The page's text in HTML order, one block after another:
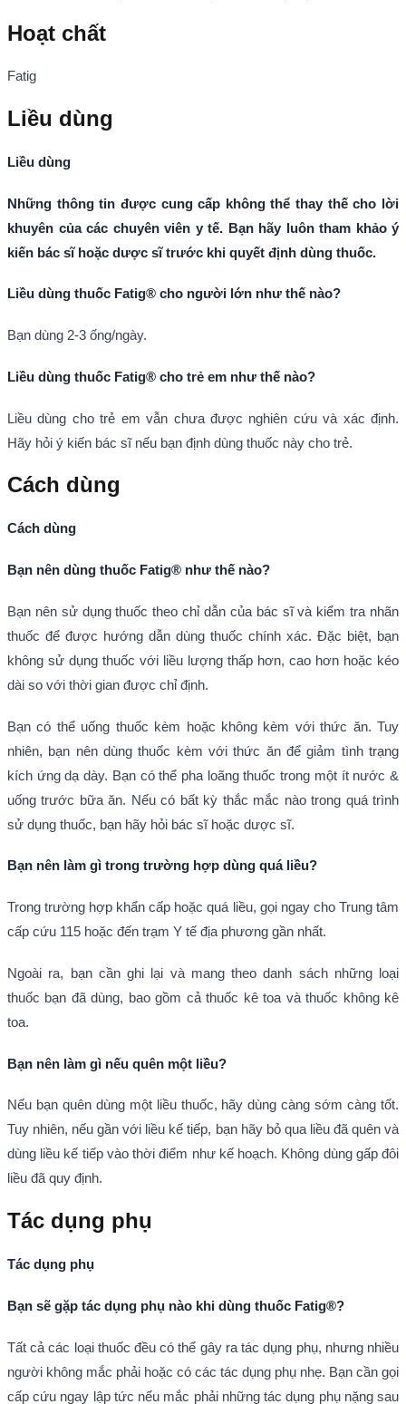
Hoạt chất
Fatig
Liều dùng
Liều dùng
Những thông tin được cung cấp không thể thay thế cho lời
khuyên của các chuyên viên y tế. Bạn hãy luôn tham khảo ý
kiến bác sĩ hoặc dược sĩ trước khi quyết định dùng thuốc.
Liều dùng thuốc Fatig® cho người lớn như thế nào?
Bạn dùng 2-3 ống/ngày.
Liều dùng thuốc Fatig® cho trẻ em như thế nào?
Liều dùng cho trẻ em vẫn chưa được nghiên cứu và xác định.
Hãy hỏi ý kiến bác sĩ nếu bạn định dùng thuốc này cho trẻ.
Cách dùng
Cách dùng
Bạn nên dùng thuốc Fatig® như thế nào?
Bạn nên sử dụng thuốc theo chỉ dẫn của bác sĩ và kiểm tra nhãn
thuốc để được hướng dẫn dùng thuốc chính xác. Đặc biệt, bạn
không sử dụng thuốc với liều lượng thấp hơn, cao hơn hoặc kéo
dài so với thời gian được chỉ định.
Bạn có thể uống thuốc kèm hoặc không kèm với thức ăn. Tuy
nhiên, bạn nên dùng thuốc kèm với thức ăn để giảm tình trạng
kích ứng dạ dày. Bạn có thể pha loãng thuốc trong một ít nước &
uống trước bữa ăn. Nếu có bất kỳ thắc mắc nào trong quá trình
sử dụng thuốc, bạn hãy hỏi bác sĩ hoặc dược sĩ.
Bạn nên làm gì trong trường hợp dùng quá liều?
Trong trường hợp khẩn cấp hoặc quá liều, gọi ngay cho Trung tâm
cấp cứu 115 hoặc đến trạm Y tế địa phương gần nhất.
Ngoài ra, bạn cần ghi lại và mang theo danh sách những loại
thuốc bạn đã dùng, bao gồm cả thuốc kê toa và thuốc không kê
toa.
Bạn nên làm gì nếu quên một liều?
Nếu bạn quên dùng một liều thuốc, hãy dùng càng sớm càng tốt.
Tuy nhiên, nếu gần với liều kế tiếp, bạn hãy bỏ qua liều đã quên và
dùng liều kế tiếp vào thời điểm như kế hoạch. Không dùng gấp đôi
liều đã quy định.
Tác dụng phụ
Tác dụng phụ
Bạn sẽ gặp tác dụng phụ nào khi dùng thuốc Fatig®?
Tất cả các loại thuốc đều có thể gây ra tác dụng phụ, nhưng nhiều
người không mắc phải hoặc có các tác dụng phụ nhẹ. Bạn cần gọi
cấp cứu ngay lập tức nếu mắc phải những tác dụng phụ nặng sau